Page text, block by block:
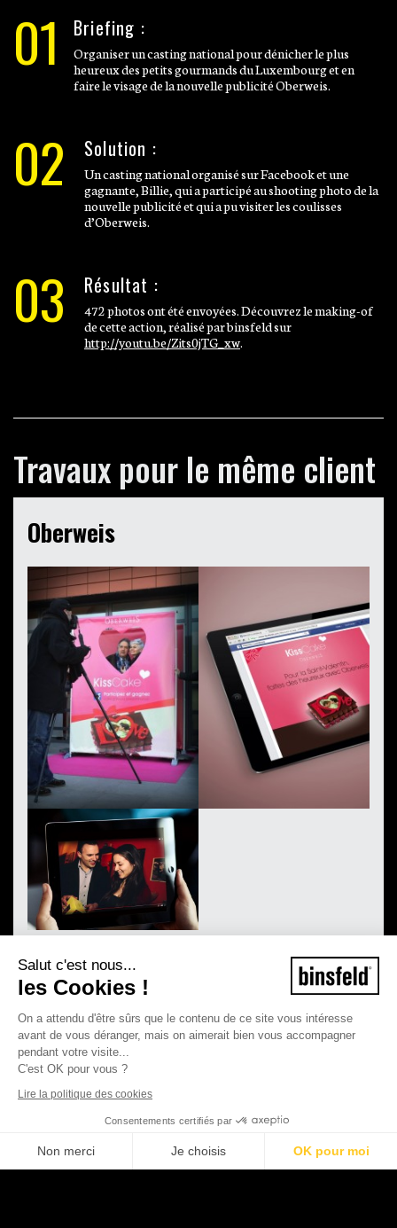
Salut c'est nous...
les Cookies !
On a attendu d'être sûrs que le contenu de ce site vous intéresse
avant de vous déranger, mais on aimerait bien vous accompagner
pendant votre visite...
C'est OK pour vous ?
Lire la politique des cookies
Consentements certifiés par
Non merci Je choisis OK pour moi
01 Briefing :
Organiser un casting national pour dénicher le plus
heureux des petits gourmands du Luxembourg et en
faire le visage de la nouvelle publicité Oberweis.
02 Solution :
Un casting national organisé sur Facebook et une
gagnante, Billie, qui a participé au shooting photo de la
nouvelle publicité et qui a pu visiter les coulisses
d’Oberweis.
03 Résultat :
472 photos ont été envoyées. Découvrez le making-of
de cette action, réalisé par binsfeld sur
http://youtu.be/Zits0jTG_xw.
Travaux pour le même client
Oberweis
©2026 Binsfeld - Tous droits réservés